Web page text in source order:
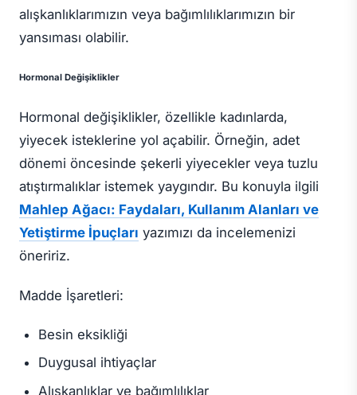
alışkanlıklarımızın veya bağımlılıklarımızın bir
yansıması olabilir.
Hormonal Değişiklikler
Hormonal değişiklikler, özellikle kadınlarda,
yiyecek isteklerine yol açabilir. Örneğin, adet
dönemi öncesinde şekerli yiyecekler veya tuzlu
atıştırmalıklar istemek yaygındır. Bu konuyla ilgili
Mahlep Ağacı: Faydaları, Kullanım Alanları ve
Yetiştirme İpuçları yazımızı da incelemenizi
öneririz.
Madde İşaretleri:
Besin eksikliği
Duygusal ihtiyaçlar
Alışkanlıklar ve bağımlılıklar